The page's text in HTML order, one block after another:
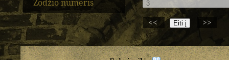
Žodžio numeris
<<
>>